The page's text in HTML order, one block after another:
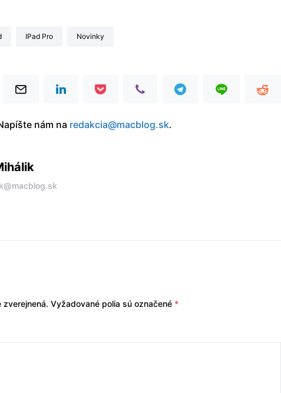
iPad Pro Novinky
nám na redakcia@macblog.sk.
zverejnená. Vyžadované polia sú označené *